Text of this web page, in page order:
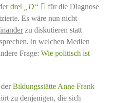
drei „D“
für die Diagnose
Es wäre nun nicht
zu diskutieren statt
in welchen Medien
Frage: Wie politisch ist
Bildungsstätte Anne Frank
zu denjenigen, die sich